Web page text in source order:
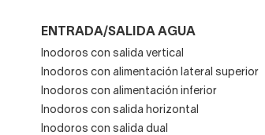
ENTRADA/SALIDA AGUA
Inodoros con salida vertical
Inodoros con alimentación lateral superior
Inodoros con alimentación inferior
Inodoros con salida horizontal
Inodoros con salida dual